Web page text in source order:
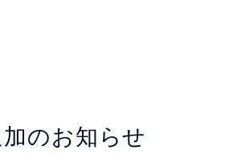
のお知らせ